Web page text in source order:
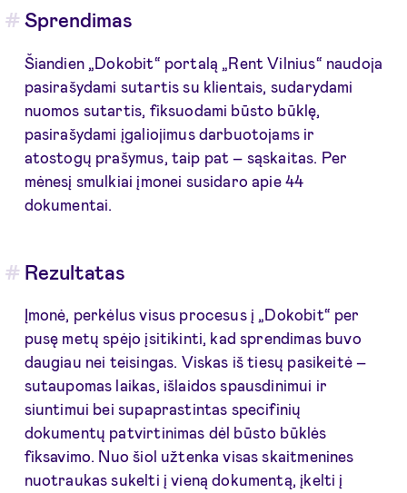
Sprendimas
Šiandien „Dokobit“ portalą „Rent Vilnius“ naudoja
pasirašydami sutartis su klientais, sudarydami
nuomos sutartis, fiksuodami būsto būklę,
pasirašydami įgaliojimus darbuotojams ir
atostogų prašymus, taip pat – sąskaitas. Per
mėnesį smulkiai įmonei susidaro apie 44
dokumentai.
Rezultatas
Įmonė, perkėlus visus procesus į „Dokobit“ per
pusę metų spėjo įsitikinti, kad sprendimas buvo
daugiau nei teisingas. Viskas iš tiesų pasikeitė –
sutaupomas laikas, išlaidos spausdinimui ir
siuntimui bei supaprastintas specifinių
dokumentų patvirtinimas dėl būsto būklės
fiksavimo. Nuo šiol užtenka visas skaitmenines
nuotraukas sukelti į vieną dokumentą, įkelti į